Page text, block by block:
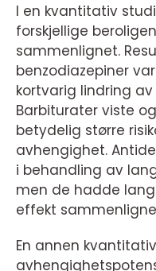
I en kvantitativ
forskjellige
sammenlignet.
benzodiazepiner
kortvarig lindring
Barbiturater viste
betydelig større
avhengighet.
i behandling av
men de hadde
effekt
En annen